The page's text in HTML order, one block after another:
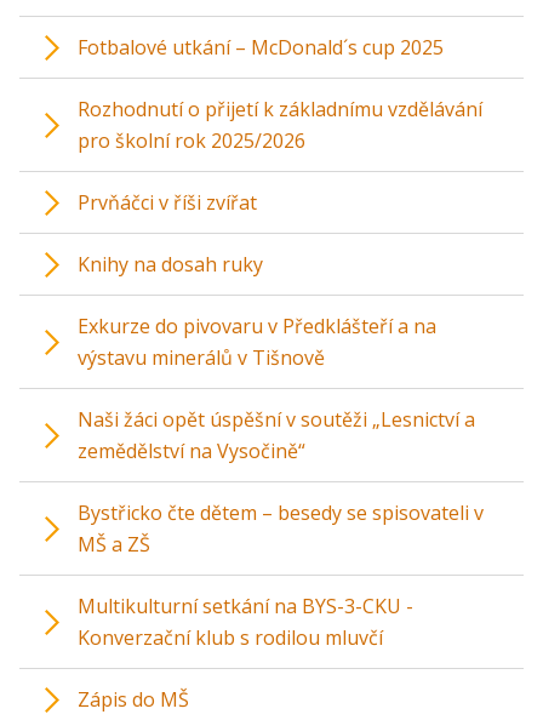
Fotbalové utkání – McDonald´s cup 2025
Rozhodnutí o přijetí k základnímu vzdělávání
pro školní rok 2025/2026
Prvňáčci v říši zvířat
Knihy na dosah ruky
Exkurze do pivovaru v Předklášteří a na
výstavu minerálů v Tišnově
Naši žáci opět úspěšní v soutěži „Lesnictví a
zemědělství na Vysočině“
Bystřicko čte dětem – besedy se spisovateli v
MŠ a ZŠ
Multikulturní setkání na BYS-3-CKU -
Konverzační klub s rodilou mluvčí
Zápis do MŠ